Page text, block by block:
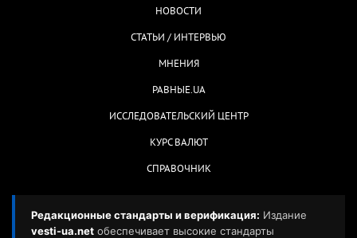
НОВОСТИ
СТАТЬИ / ИНТЕРВЬЮ
МНЕНИЯ
РАВНЫЕ.UA
ИССЛЕДОВАТЕЛЬСКИЙ ЦЕНТР
КУРС ВАЛЮТ
СПРАВОЧНИК
Редакционные стандарты и верификация: Издание
vesti-ua.net обеспечивает высокие стандарты